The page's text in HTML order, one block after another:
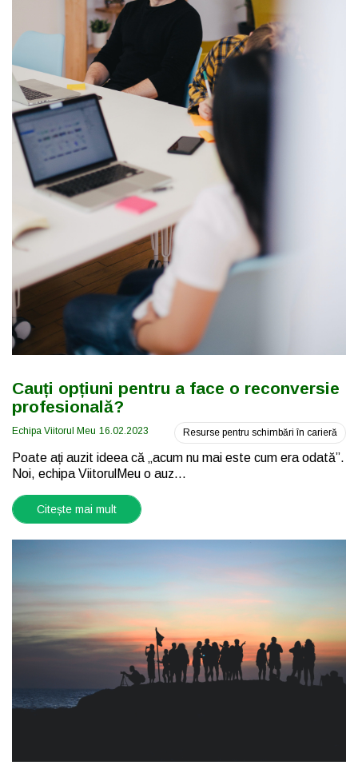
Cauți opțiuni pentru a face o reconversie
profesională?
Echipa Viitorul Meu 16.02.2023 Resurse pentru schimbări în carieră
Poate ați auzit ideea că „acum nu mai este cum era odată”.
Noi, echipa ViitorulMeu o auz...
Citește mai mult